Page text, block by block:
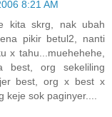
8:21 AM
kita skrg, nak ubah
pikir betul2, nanti
x tahu...muehehehe,
best, org sekeliling
best, org x best x
sok paginyer....